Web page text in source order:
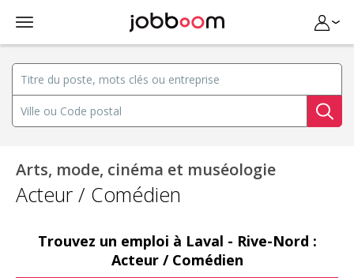
Arts, mode, cinéma et muséologie
Acteur / Comédien
Trouvez un emploi à Laval - Rive-Nord :
Acteur / Comédien